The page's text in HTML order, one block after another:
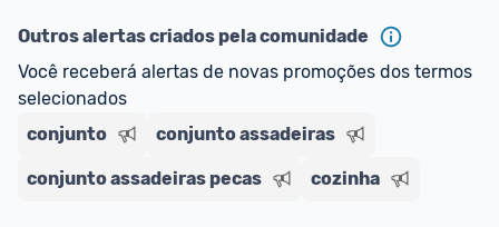
ou MercadoLíder Platinum.
E lembre-se: você sempre pode contar ajuda da
comunidade para tirar dúvidas ou acionar os
nossos Admins marcando @admin em um
Outros alertas criados pela comunidade
Você receberá alertas de novas promoções dos termos
selecionados
conjunto
conjunto assadeiras
conjunto assadeiras pecas cozinha